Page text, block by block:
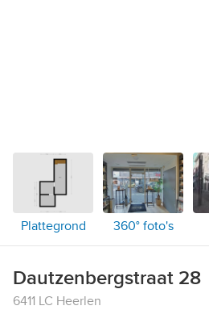
Plattegrond 360° foto's
Dautzenbergstraat 28
6411 LC Heerlen